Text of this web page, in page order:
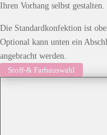
Ihren Vorhang selbst gestalten.
Die Standardkonfektion ist
Optional kann unten ein
angebracht werden.
Stoff-& Farbauswahl